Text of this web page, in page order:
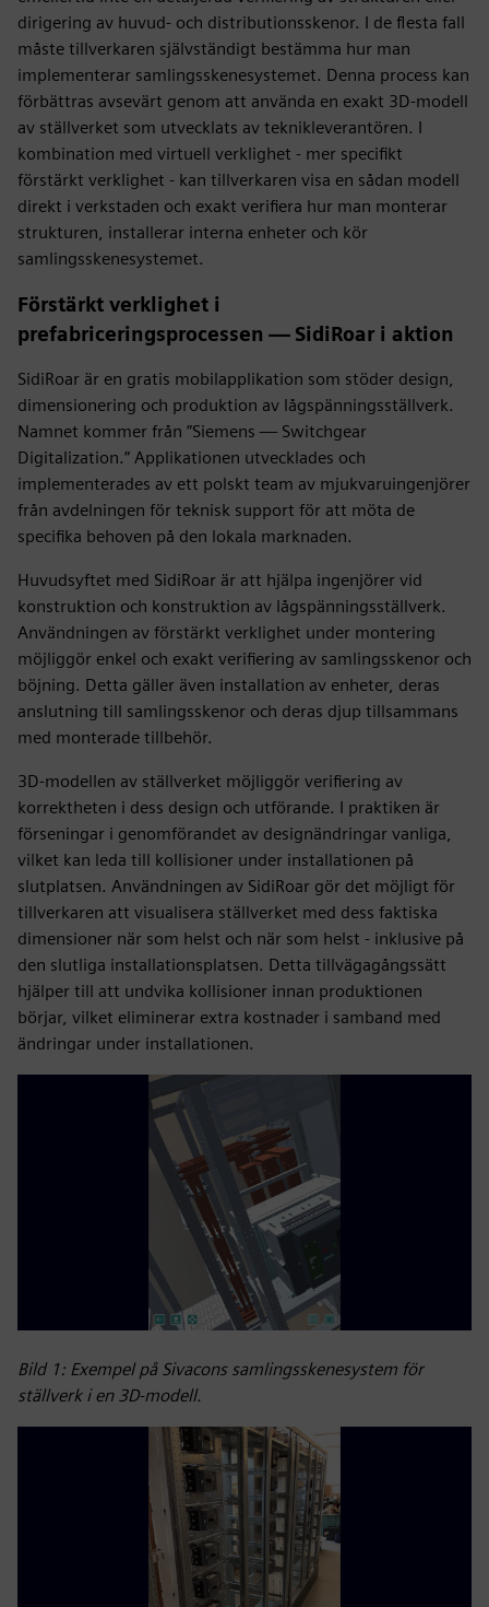
dirigering av huvud- och distributionsskenor. I de flesta fall
måste tillverkaren självständigt bestämma hur man
implementerar samlingsskenesystemet. Denna process kan
förbättras avsevärt genom att använda en exakt 3D-modell
av ställverket som utvecklats av teknikleverantören. I
kombination med virtuell verklighet - mer specifikt
förstärkt verklighet - kan tillverkaren visa en sådan modell
direkt i verkstaden och exakt verifiera hur man monterar
strukturen, installerar interna enheter och kör
samlingsskenesystemet.
Förstärkt verklighet i
prefabriceringsprocessen — SidiRoar i aktion
SidiRoar är en gratis mobilapplikation som stöder design,
dimensionering och produktion av lågspänningsställverk.
Namnet kommer från ”Siemens — Switchgear
Digitalization.” Applikationen utvecklades och
implementerades av ett polskt team av mjukvaruingenjörer
från avdelningen för teknisk support för att möta de
specifika behoven på den lokala marknaden.
Huvudsyftet med SidiRoar är att hjälpa ingenjörer vid
konstruktion och konstruktion av lågspänningsställverk.
Användningen av förstärkt verklighet under montering
möjliggör enkel och exakt verifiering av samlingsskenor och
böjning. Detta gäller även installation av enheter, deras
anslutning till samlingsskenor och deras djup tillsammans
med monterade tillbehör.
3D-modellen av ställverket möjliggör verifiering av
korrektheten i dess design och utförande. I praktiken är
förseningar i genomförandet av designändringar vanliga,
vilket kan leda till kollisioner under installationen på
slutplatsen. Användningen av SidiRoar gör det möjligt för
tillverkaren att visualisera ställverket med dess faktiska
dimensioner när som helst och när som helst - inklusive på
den slutliga installationsplatsen. Detta tillvägagångssätt
hjälper till att undvika kollisioner innan produktionen
börjar, vilket eliminerar extra kostnader i samband med
ändringar under installationen.
Bild 1: Exempel på Sivacons samlingsskenesystem för
ställverk i en 3D-modell.